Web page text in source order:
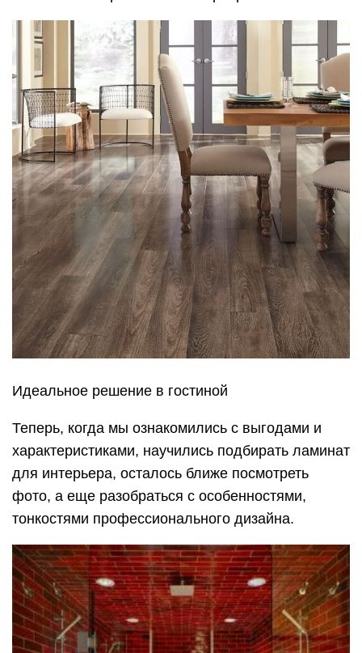
Идеальное решение в гостиной
Теперь, когда мы ознакомились с выгодами и
характеристиками, научились подбирать ламинат
для интерьера, осталось ближе посмотреть
фото, а еще разобраться с особенностями,
тонкостями профессионального дизайна.